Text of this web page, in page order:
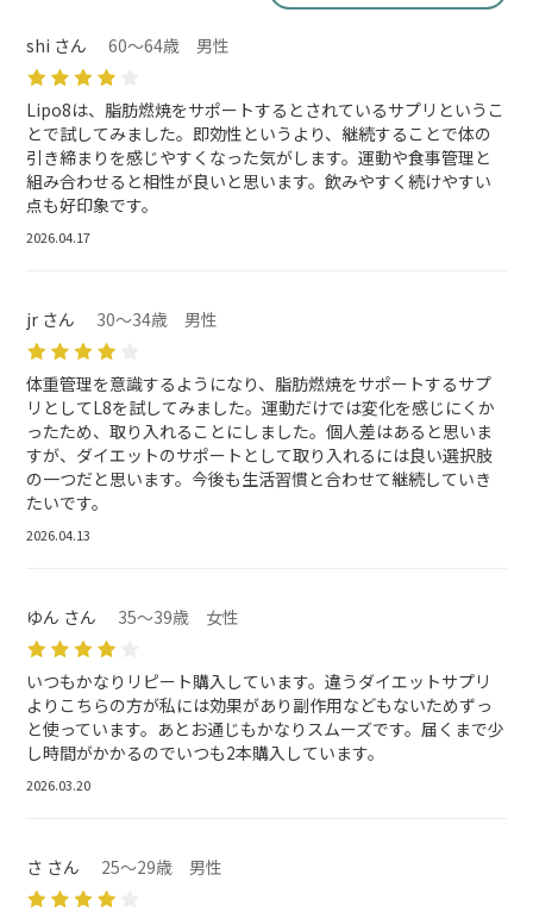
shi さん 60～64歳 男性
Lipo8は、脂肪燃焼をサポートするとされているサプリというこ
とで試してみました。即効性というより、継続することで体の
引き締まりを感じやすくなった気がします。運動や食事管理と
組み合わせると相性が良いと思います。飲みやすく続けやすい
点も好印象です。
2026.04.17
jr さん 30～34歳 男性
体重管理を意識するようになり、脂肪燃焼をサポートするサプ
リとしてL8を試してみました。運動だけでは変化を感じにくか
ったため、取り入れることにしました。個人差はあると思いま
すが、ダイエットのサポートとして取り入れるには良い選択肢
の一つだと思います。今後も生活習慣と合わせて継続していき
たいです。
2026.04.13
ゆん さん 35～39歳 女性
いつもかなりリピート購入しています。違うダイエットサプリ
よりこちらの方が私には効果があり副作用などもないためずっ
と使っています。あとお通じもかなりスムーズです。届くまで少
し時間がかかるのでいつも2本購入しています。
2026.03.20
さ さん 25～29歳 男性